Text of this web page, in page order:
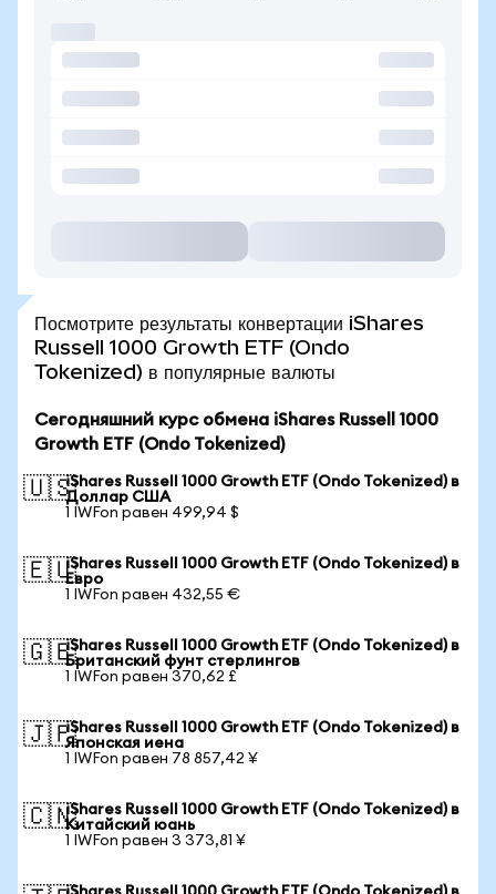
Посмотрите результаты конвертации iShares
Russell 1000 Growth ETF (Ondo
Tokenized) в популярные валюты
Сегодняшний курс обмена iShares Russell 1000
Growth ETF (Ondo Tokenized)
🇺🇸iShares Russell 1000 Growth ETF (Ondo Tokenized) в
Доллар США
1 IWFon равен 499,94 $
🇪🇺iShares Russell 1000 Growth ETF (Ondo Tokenized) в
Евро
1 IWFon равен 432,55 €
🇬🇧iShares Russell 1000 Growth ETF (Ondo Tokenized) в
Британский фунт стерлингов
1 IWFon равен 370,62 £
🇯🇵iShares Russell 1000 Growth ETF (Ondo Tokenized) в
Японская иена
1 IWFon равен 78 857,42 ¥
🇨🇳iShares Russell 1000 Growth ETF (Ondo Tokenized) в
Китайский юань
1 IWFon равен 3 373,81 ¥